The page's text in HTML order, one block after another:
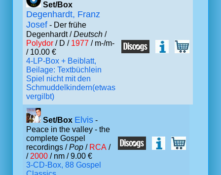
Set/Box
Degenhardt, Franz
Josef - Der frühe
Degenhardt /Deutsch /
Polydor / D / 1977 / m-/m-
/ 10.00 €
4-LP-Box + Beiblatt,
Beilage: Textbüchlein
Spiel nicht mit den
Schmuddelkindern(etwas
vergilbt)
Set/Box Elvis -
Peace in the valley - the
complete Gospel
recordings /Pop / RCA /
/ 2000 / nm / 9.00 €
3-CD-Box, 88 Gospel